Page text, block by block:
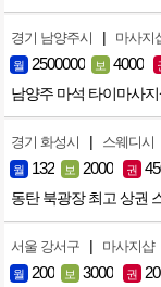
경기 남양주시 | 마사지
월 2500000 보 4000
남양주 마석 타이마사
경기 화성시 | 스웨디시
월 132 보 2000 권
동탄 북광장 최고 상권
서울 강서구 | 마사지샵
월 200 보 3000 권